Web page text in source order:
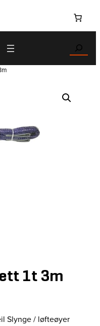
Search
1t 3m
Slynge / løfteøyer